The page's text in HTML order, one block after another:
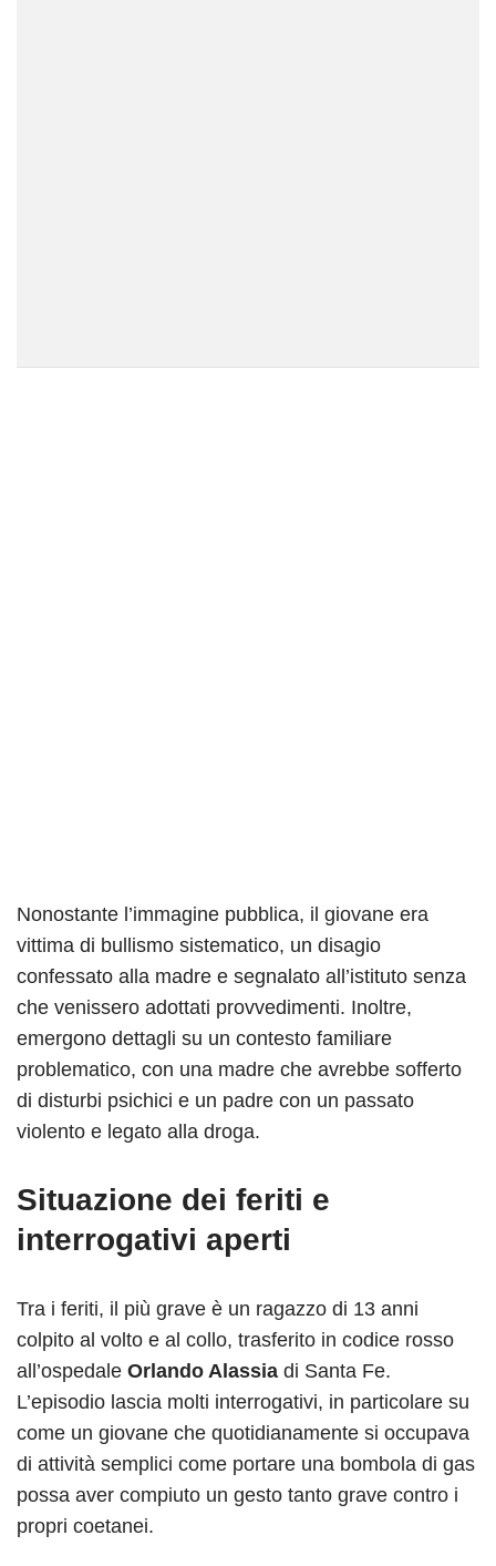
Nonostante l’immagine pubblica, il giovane era
vittima di bullismo sistematico, un disagio
confessato alla madre e segnalato all’istituto senza
che venissero adottati provvedimenti. Inoltre,
emergono dettagli su un contesto familiare
problematico, con una madre che avrebbe sofferto
di disturbi psichici e un padre con un passato
violento e legato alla droga.
Situazione dei feriti e
interrogativi aperti
Tra i feriti, il più grave è un ragazzo di 13 anni
colpito al volto e al collo, trasferito in codice rosso
all’ospedale Orlando Alassia di Santa Fe.
L’episodio lascia molti interrogativi, in particolare su
come un giovane che quotidianamente si occupava
di attività semplici come portare una bombola di gas
possa aver compiuto un gesto tanto grave contro i
propri coetanei.